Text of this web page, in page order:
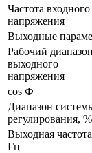
Частота входного
напряжения
Выходные
Рабочий диапазон
выходного
напряжения
cos Ф
Диапазон
регулирования, %
Выходная
Гц